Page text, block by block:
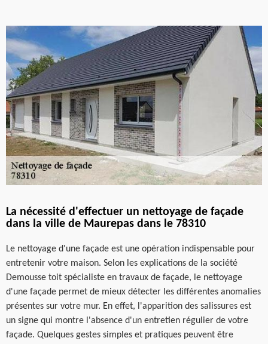
La nécessité d'effectuer un nettoyage de façade
dans la ville de Maurepas dans le 78310
Le nettoyage d'une façade est une opération indispensable pour
entretenir votre maison. Selon les explications de la société
Demousse toit spécialiste en travaux de façade, le nettoyage
d'une façade permet de mieux détecter les différentes anomalies
présentes sur votre mur. En effet, l'apparition des salissures est
un signe qui montre l'absence d'un entretien régulier de votre
façade. Quelques gestes simples et pratiques peuvent être